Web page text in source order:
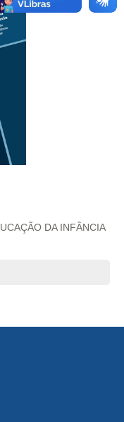
DA INFÂNCIA